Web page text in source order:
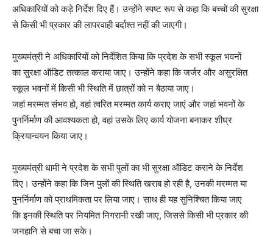
अधिकारियों को कड़े निर्देश दिए हैं। उन्होंने स्पष्ट रूप से कहा कि बच्चों की सुरक्षा
से किसी भी प्रकार की लापरवाही बर्दाश्त नहीं की जाएगी।
मुख्यमंत्री ने अधिकारियों को निर्देशित किया कि प्रदेश के सभी स्कूल भवनों
का सुरक्षा ऑडिट तत्काल कराया जाए। उन्होंने कहा कि जर्जर और असुरक्षित
स्कूल भवनों में किसी भी स्थिति में छात्रों को न बैठाया जाए।
जहां मरम्मत संभव हो, वहां त्वरित मरम्मत कार्य कराए जाएं और जहां भवनों के
पुनर्निर्माण की आवश्यकता हो, वहां उसके लिए कार्य योजना बनाकर शीघ्र
क्रियान्वयन किया जाए।
मुख्यमंत्री धामी ने प्रदेश के सभी पुलों का भी सुरक्षा ऑडिट कराने के निर्देश
दिए। उन्होंने कहा कि जिन पुलों की स्थिति खराब हो रही है, उनकी मरम्मत या
पुनर्निर्माण को प्राथमिकता पर लिया जाए। साथ ही यह सुनिश्चित किया जाए
कि इनकी स्थिति पर नियमित निगरानी रखी जाए, जिससे किसी भी प्रकार की
जनहानि से बचा जा सके।